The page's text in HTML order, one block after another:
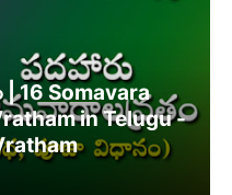
Somavara
in Telugu -